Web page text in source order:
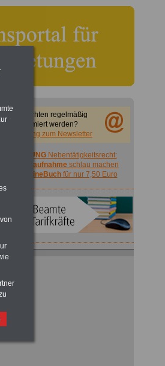
Sie möchten regelmäßig
informiert werden?
Anmeldung zum Newsletter
ACHTUNGNebentätigkeitsrecht:
vor Jobaufnahme schlau machen
OnlineBuchfür nur 7,50 Euro